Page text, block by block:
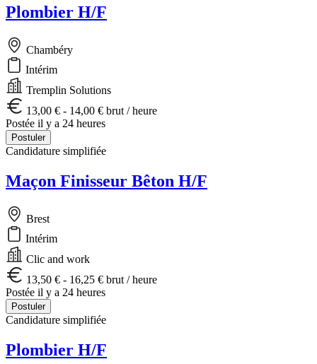
Plombier H/F
Chambéry
Intérim
Tremplin Solutions
13,00 € - 14,00 € brut / heure
Postée il y a 24 heures
Postuler
Candidature simplifiée
Maçon Finisseur Bêton H/F
Brest
Intérim
Clic and work
13,50 € - 16,25 € brut / heure
Postée il y a 24 heures
Postuler
Candidature simplifiée
Plombier H/F